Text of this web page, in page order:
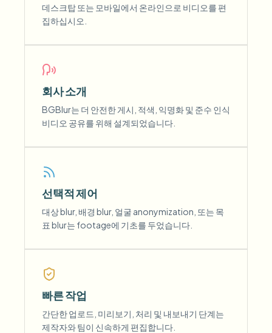
데스크탑 또는 모바일에서 온라인으로 비디오를 편
집하십시오.
회사 소개
BGBlur는 더 안전한 게시, 적색, 익명화 및 준수 인식
비디오 공유를 위해 설계되었습니다.
선택적 제어
대상 blur, 배경 blur, 얼굴 anonymization, 또는 목
표 blur는 footage에 기초를 두었습니다.
빠른 작업
간단한 업로드, 미리보기, 처리 및 내보내기 단계는
제작자와 팀이 신속하게 편집합니다.